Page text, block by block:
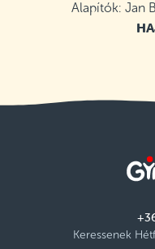
Ady Endre Általános
Szerda 17:00–18:00
Alapítók: Jan
Keressenek